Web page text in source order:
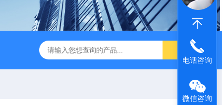
验分析设备 手持式背散射检查仪 中子个人剂量报警仪
电话咨询
微信咨询